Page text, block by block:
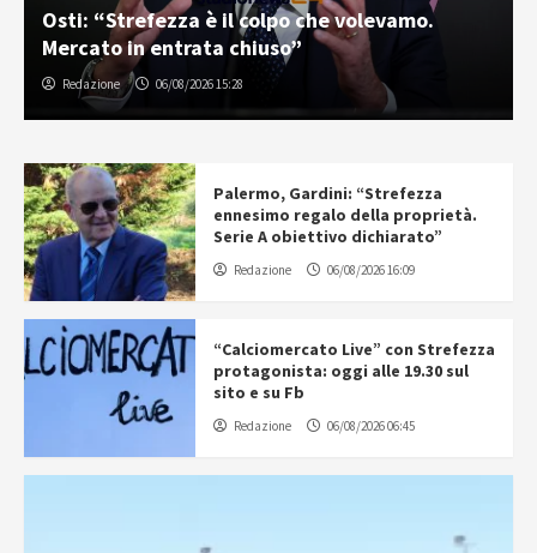
Osti: “Strefezza è il colpo che volevamo.
Mercato in entrata chiuso”
Redazione 06/08/2026 15:28
Palermo, Gardini: “Strefezza
ennesimo regalo della proprietà.
Serie A obiettivo dichiarato”
Redazione 06/08/2026 16:09
“Calciomercato Live” con Strefezza
protagonista: oggi alle 19.30 sul
sito e su Fb
Redazione 06/08/2026 06:45